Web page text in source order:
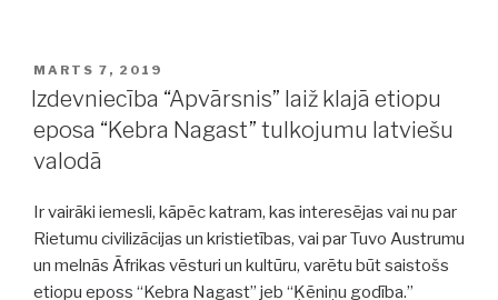
POSTED
ON
MARTS 7, 2019
Izdevniecība “Apvārsnis” laiž klajā etiopu
eposa “Kebra Nagast” tulkojumu latviešu
valodā
Ir vairāki iemesli, kāpēc katram, kas interesējas vai nu par
Rietumu civilizācijas un kristietības, vai par Tuvo Austrumu
un melnās Āfrikas vēsturi un kultūru, varētu būt saistošs
etiopu eposs “Kebra Nagast” jeb “Ķēniņu godība.”